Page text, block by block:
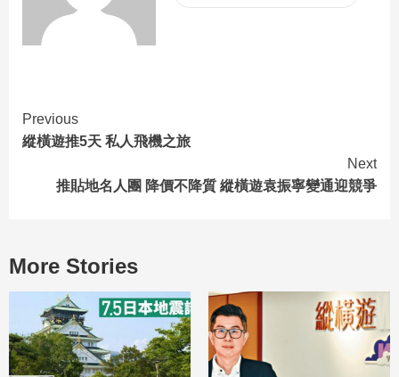
Previous
縱橫遊推5天 私人飛機之旅
Next
推貼地名人團 降價不降質 縱橫遊袁振寧變通迎競爭
More Stories